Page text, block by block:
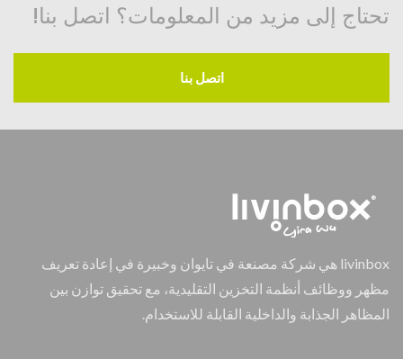
تحتاج إلى مزيد من المعلومات؟ اتصل بنا!
اتصل بنا
livinbox هي شركة مصنعة في تايوان وخبيرة في إعادة تعريف
مظهر ووظائف أنظمة التخزين التقليدية، مع تحقيق توازن بين
المظاهر الجذابة والداخلية القابلة للاستخدام.